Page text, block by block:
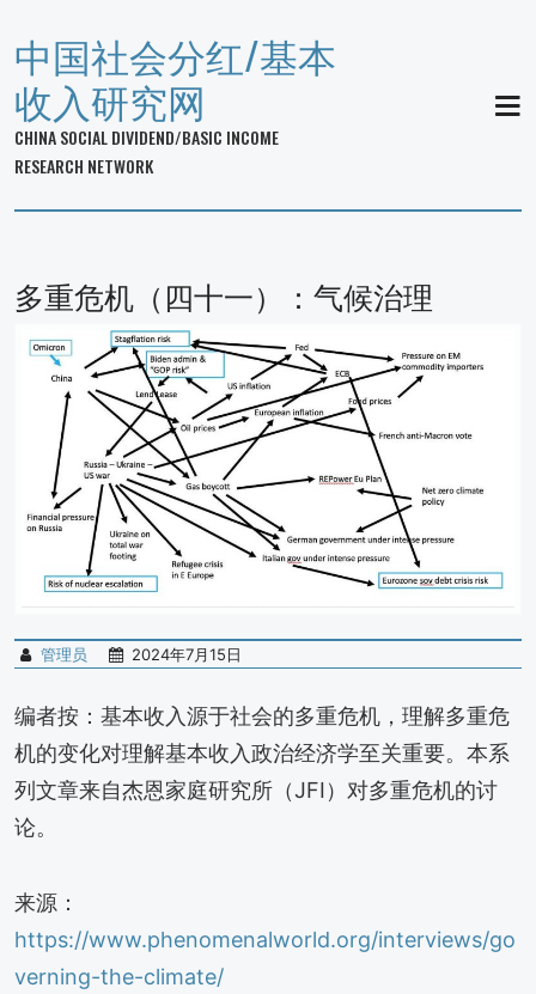
中国社会分红/基本
收入研究网
CHINA SOCIAL DIVIDEND/BASIC INCOME
RESEARCH NETWORK
多重危机（四十一）：气候治理
管理员 2024年7月15日
编者按：基本收入源于社会的多重危机，理解多重危
机的变化对理解基本收入政治经济学至关重要。本系
列文章来自杰恩家庭研究所（JFI）对多重危机的讨
论。
来源：
https://www.phenomenalworld.org/interviews/go
verning-the-climate/